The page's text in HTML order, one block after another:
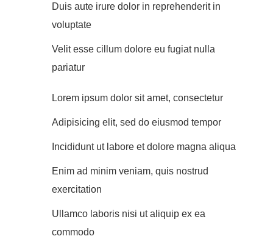
Duis aute irure dolor in reprehenderit in
voluptate
Velit esse cillum dolore eu fugiat nulla
pariatur
Lorem ipsum dolor sit amet, consectetur
Adipisicing elit, sed do eiusmod tempor
Incididunt ut labore et dolore magna aliqua
Enim ad minim veniam, quis nostrud
exercitation
Ullamco laboris nisi ut aliquip ex ea
commodo